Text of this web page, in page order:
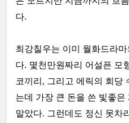
다.
최강칠우는 이미 월화드라
다. 몇천만원짜리 어설픈 모
코끼리, 그리고 에릭의 회당
는데 가장 큰 돈을 쓴 빛좋
말았다. 그런데도 정신 못차